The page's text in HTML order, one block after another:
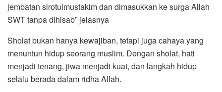
jembatan sirotulmustakim dan dimasukkan ke surga Allah
SWT tanpa dihisab” jelasnya
Sholat bukan hanya kewajiban, tetapi juga cahaya yang
menuntun hidup seorang muslim. Dengan sholat, hati
menjadi tenang, jiwa menjadi kuat, dan langkah hidup
selalu berada dalam ridha Allah.